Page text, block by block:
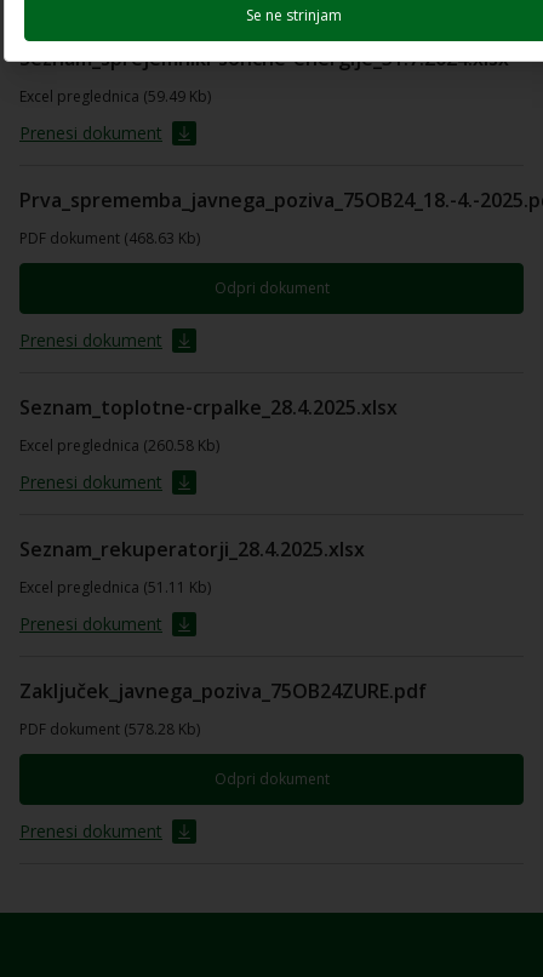
Seznam_sprejemniki-soncne-energije_31.7.2024.xlsx
Excel preglednica (59.49 Kb)
Prenesi dokument
Prva_sprememba_javnega_poziva_75OB24_18.-4.-
PDF dokument (468.63 Kb)
Odpri dokument
Prenesi dokument
Seznam_toplotne-crpalke_28.4.2025.xlsx
Excel preglednica (260.58 Kb)
Prenesi dokument
Seznam_rekuperatorji_28.4.2025.xlsx
Excel preglednica (51.11 Kb)
Prenesi dokument
Zaključek_javnega_poziva_75OB24ZURE.pdf
PDF dokument (578.28 Kb)
Odpri dokument
Prenesi dokument
Se ne strinjam